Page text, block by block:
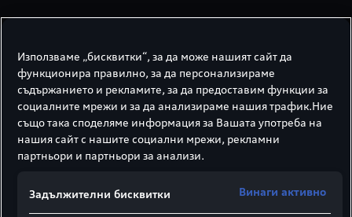
Срокове за
активация на пакет
"Светлина"
1* или 6
Използваме „бисквитки“, за да може нашият сайт да
функционира правилно, за да персонализираме
съдържанието и рекламите, за да предоставим функции за
социалните мрежи и за да анализираме нашия трафик.Ние
също така споделяме информация за Вашата употреба на
нашия сайт с нашите социални мрежи, рекламни
партньори и партньори за анализи.
Задължителни бисквитки Винаги активно